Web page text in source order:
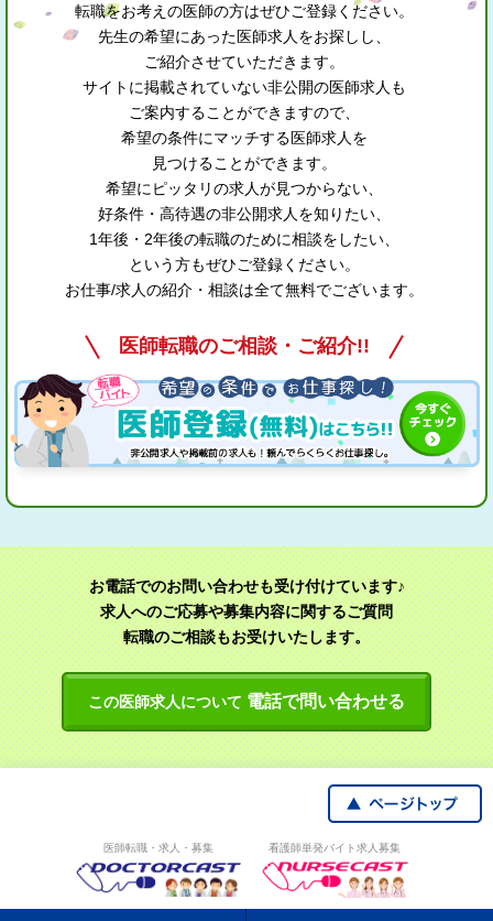
転職をお考えの医師の方はぜひご登録ください。
先生の希望にあった医師求人をお探しし、
ご紹介させていただきます。
サイトに掲載されていない非公開の医師求人も
ご案内することができますので、
希望の条件にマッチする医師求人を
見つけることができます。
希望にピッタリの求人が見つからない、
好条件・高待遇の非公開求人を知りたい、
1年後・2年後の転職のために相談をしたい、
という方もぜひご登録ください。
お仕事/求人の紹介・相談は全て無料でございます。
医師転職のご相談・ご紹介!!
お電話でのお問い合わせも受け付けています♪
求人へのご応募や募集内容に関するご質問
転職のご相談もお受けいたします。
この医師求人について 電話で問い合わせる
医師転職・求人・募集 看護師単発バイト求人募集